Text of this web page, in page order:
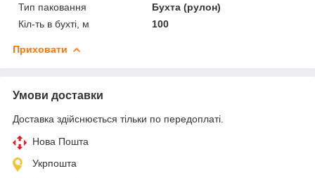
Тип паковання
Бухта (рулон)
Кіл-ть в бухті, м
100
Приховати
Умови доставки
Доставка здійснюється тільки по передоплаті.
Нова Пошта
Укрпошта